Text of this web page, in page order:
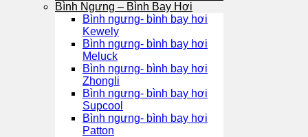
Bình Ngưng – Bình Bay Hơi
Bình ngưng- bình bay hơi
Kewely
Bình ngưng- bình bay hơi
Meluck
Bình ngưng- bình bay hơi
Zhongli
Bình ngưng- bình bay hơi
Supcool
Bình ngưng- bình bay hơi
Patton